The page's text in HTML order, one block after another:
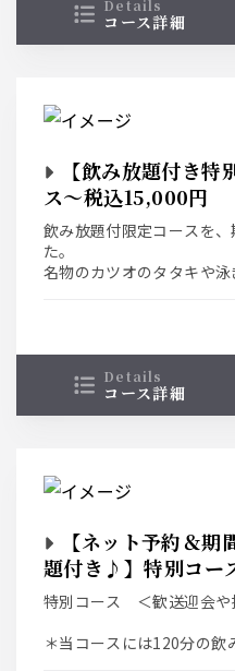
【＋1000円で飲み放題グ
生ビールがプレミアムモ
【コースのイカでは物足り
泳ぎイカ増量⇒1300円（
【コースのカツオでは物足
カツオ増量⇒1300円（お一
ます）
details
コース詳細
【飲み放題付き
ス～税込15,000円
飲み放題付限定コースを
た。
名物のカツオのタタキや
↓おすすめプラスオプシ
【＋1000円で飲み放題グ
生ビールがプレミアムモ
【コースのイカでは物足り
泳ぎイカ増量⇒1300円（
【コースのカツオでは物足
カツオ増量⇒1300円（お一
ます）
details
コース詳細
【ネット予約＆
題付き♪】特別コー
特別コース ＜歓送迎会や
＊当コースには120分の